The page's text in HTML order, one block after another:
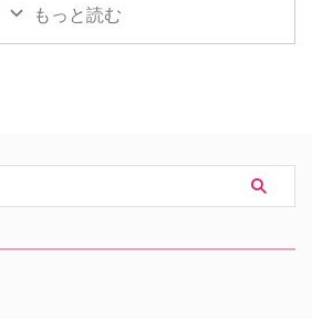
41話
く順番
ッフ
どこ
…
される。本作の公開を記念し、7
月29日（水）にパシフィコ横浜
「ヨコハマ恐竜展2026」内にて
いやアフレコ裏話をたっぷりと語
った熱気あふれるイベントの模様
ラノサウルスの前で恐竜トーク
もっと読む